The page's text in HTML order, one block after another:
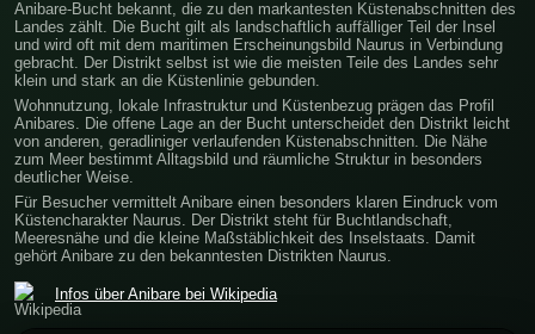
Anibare-Bucht bekannt, die zu den markantesten Küstenabschnitten des
Landes zählt. Die Bucht gilt als landschaftlich auffälliger Teil der Insel
und wird oft mit dem maritimen Erscheinungsbild Naurus in Verbindung
gebracht. Der Distrikt selbst ist wie die meisten Teile des Landes sehr
klein und stark an die Küstenlinie gebunden.
Wohnnutzung, lokale Infrastruktur und Küstenbezug prägen das Profil
Anibares. Die offene Lage an der Bucht unterscheidet den Distrikt leicht
von anderen, geradliniger verlaufenden Küstenabschnitten. Die Nähe
zum Meer bestimmt Alltagsbild und räumliche Struktur in besonders
deutlicher Weise.
Für Besucher vermittelt Anibare einen besonders klaren Eindruck vom
Küstencharakter Naurus. Der Distrikt steht für Buchtlandschaft,
Meeresnähe und die kleine Maßstäblichkeit des Inselstaats. Damit
gehört Anibare zu den bekanntesten Distrikten Naurus.
Infos über Anibare bei Wikipedia